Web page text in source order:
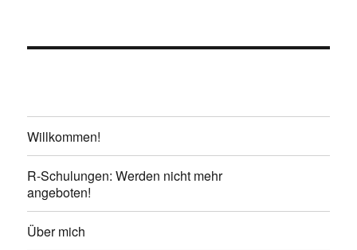
Willkommen!
R-Schulungen: Werden nicht mehr
angeboten!
Über mich